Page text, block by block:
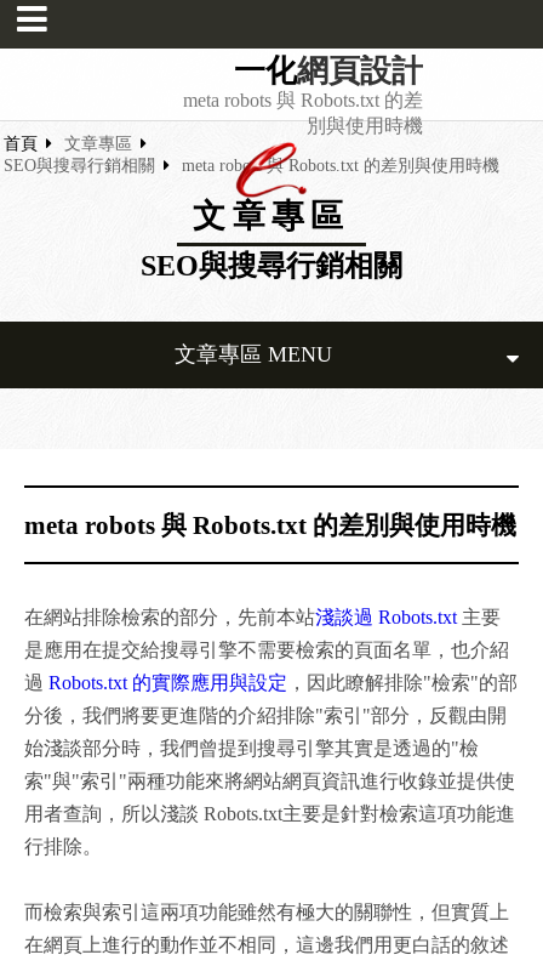
一化網頁設計
meta robots 與 Robots.txt 的差
別與使用時機
首頁
文章專區
SEO與搜尋行銷相關
meta robots 與 Robots.txt 的差別與使用時機
文章專區
SEO與搜尋行銷相關
文章專區 MENU
meta robots 與 Robots.txt 的差別與使用時機
在網站排除檢索的部分，先前本站淺談過 Robots.txt 主要
是應用在提交給搜尋引擎不需要檢索的頁面名單，也介紹
過 Robots.txt 的實際應用與設定 ，因此瞭解排除"檢索"的部
分後，我們將要更進階的介紹排除"索引"部分，反觀由開
始淺談部分時，我們曾提到搜尋引擎其實是透過的"檢
索"與"索引"兩種功能來將網站網頁資訊進行收錄並提供使
用者查詢，所以淺談 Robots.txt主要是針對檢索這項功能進
行排除。
而檢索與索引這兩項功能雖然有極大的關聯性，但實質上
在網頁上進行的動作並不相同，這邊我們用更白話的敘述